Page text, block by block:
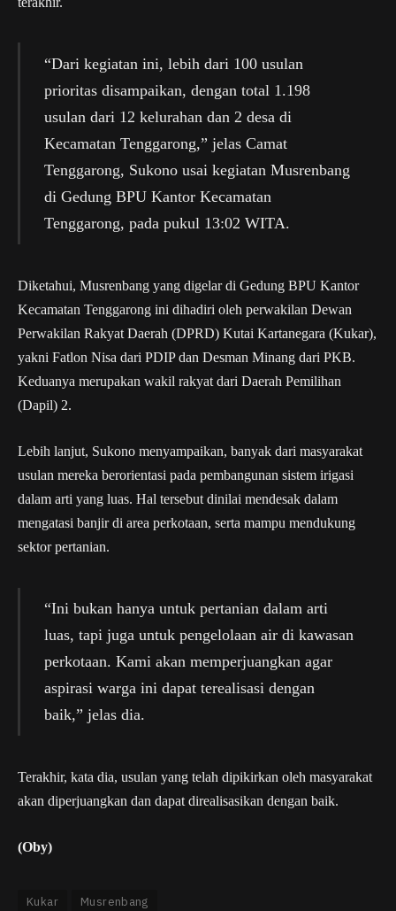
“Dari kegiatan ini, lebih dari 100 usulan
prioritas disampaikan, dengan total 1.198
usulan dari 12 kelurahan dan 2 desa di
Kecamatan Tenggarong,” jelas Camat
Tenggarong, Sukono usai kegiatan Musrenbang
di Gedung BPU Kantor Kecamatan
Tenggarong, pada pukul 13:02 WITA.
Diketahui, Musrenbang yang digelar di Gedung BPU Kantor
Kecamatan Tenggarong ini dihadiri oleh perwakilan Dewan
Perwakilan Rakyat Daerah (DPRD) Kutai Kartanegara (Kukar),
yakni Fatlon Nisa dari PDIP dan Desman Minang dari PKB.
Keduanya merupakan wakil rakyat dari Daerah Pemilihan
(Dapil) 2.
Lebih lanjut, Sukono menyampaikan, banyak dari masyarakat
usulan mereka berorientasi pada pembangunan sistem irigasi
dalam arti yang luas. Hal tersebut dinilai mendesak dalam
mengatasi banjir di area perkotaan, serta mampu mendukung
sektor pertanian.
“Ini bukan hanya untuk pertanian dalam arti
luas, tapi juga untuk pengelolaan air di kawasan
perkotaan. Kami akan memperjuangkan agar
aspirasi warga ini dapat terealisasi dengan
baik,” jelas dia.
Terakhir, kata dia, usulan yang telah dipikirkan oleh masyarakat
akan diperjuangkan dan dapat direalisasikan dengan baik.
(Oby)
Kukar Musrenbang